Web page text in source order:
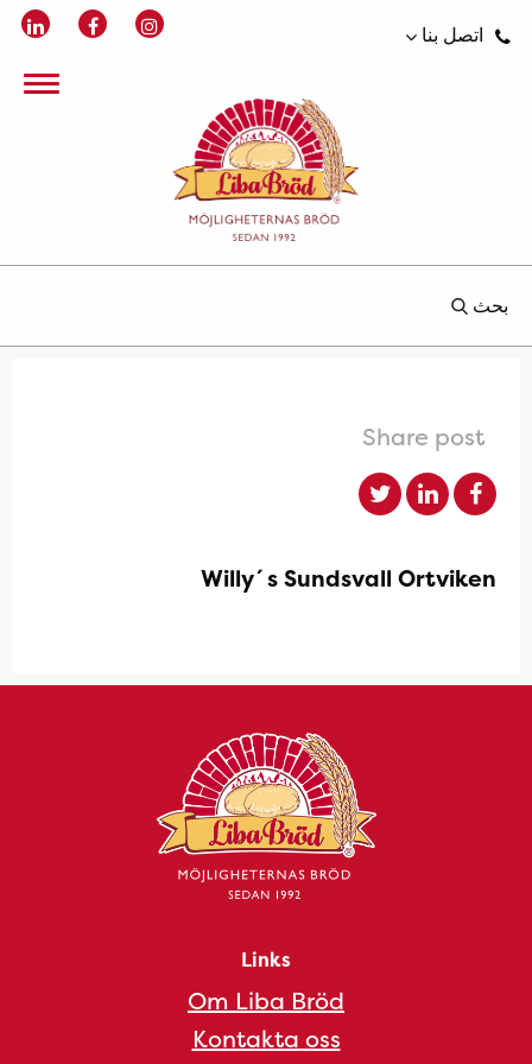
اتصل بنا
بحث
Share post
Willy´s Sundsvall Ortviken
Links
Om Liba Bröd
Kontakta oss